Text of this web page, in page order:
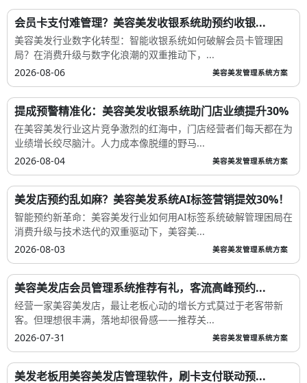
会员卡支付难管理？美容美发收银系统助预约收银...
美容美发行业数字化转型：智能收银系统如何破解会员卡管理困
局？在消费升级与数字化浪潮的双重推动下，...
2026-08-06
美容美发管理系统方案
提成预警精准化：美容美发收银系统助门店业绩提升30%
在美容美发行业这片竞争激烈的红海中，门店经营者们每天都在为
业绩增长绞尽脑汁。人力成本像脱缰的野马...
2026-08-04
美容美发管理系统方案
美发店预约乱如麻？美容美发系统AI标签营销提效30%！
智能预约新革命：美容美发行业如何用AI标签系统破解管理困局在
消费升级与技术迭代的双重驱动下，美容美...
2026-08-03
美容美发管理系统方案
美容美发店会员管理系统推荐有礼，客流高峰预约...
经营一家美容美发店，最让老板心动的增长方式莫过于老客带新
客。但理想很丰满，落地却很骨感——推荐关...
2026-07-31
美容美发管理系统方案
美发老板用美容美发店管理软件，刷卡支付联动预...